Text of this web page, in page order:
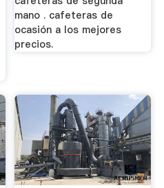
mano . cafeteras de
ocasión a los mejores
precios.